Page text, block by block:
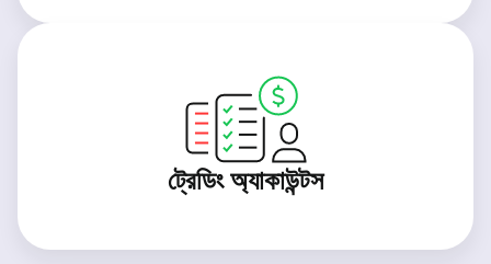
ট্রেডিং অ্যাকাউন্টস